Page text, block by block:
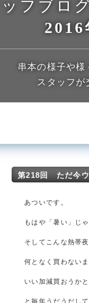
フブロ
2016
串本の様子や
スタッフ
第218回 ただ今ウ
あついです。
もはや「暑い」じ
そしてこんな熱帯
何となく買わない
いい加減買おうか
と毎年うだうだし